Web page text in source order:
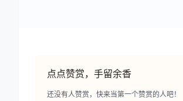
点点赞赏，手留余香
还没有人赞赏，快来当第一个赞赏的人吧！